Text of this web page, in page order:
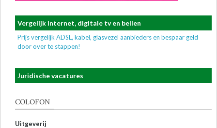
Vergelijk internet, digitale tv en bellen
Prijs vergelijk ADSL, kabel, glasvezel aanbieders en bespaar geld
door over te stappen!
Juridische vacatures
COLOFON
Uitgeverij